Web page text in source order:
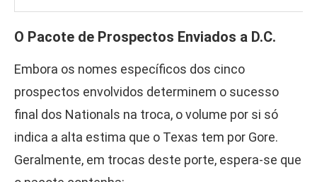
O Pacote de Prospectos Enviados a D.C.
Embora os nomes específicos dos cinco
prospectos envolvidos determinem o sucesso
final dos Nationals na troca, o volume por si só
indica a alta estima que o Texas tem por Gore.
Geralmente, em trocas deste porte, espera-se que